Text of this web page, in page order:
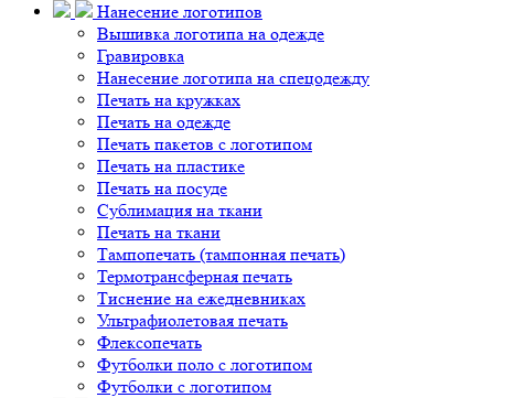
Нанесение логотипов
Вышивка логотипа на одежде
Гравировка
Нанесение логотипа на спецодежду
Печать на кружках
Печать на одежде
Печать пакетов с логотипом
Печать на пластике
Печать на посуде
Сублимация на ткани
Печать на ткани
Тампопечать (тампонная печать)
Термотрансферная печать
Тиснение на ежедневниках
Ультрафиолетовая печать
Флексопечать
Футболки поло с логотипом
Футболки с логотипом